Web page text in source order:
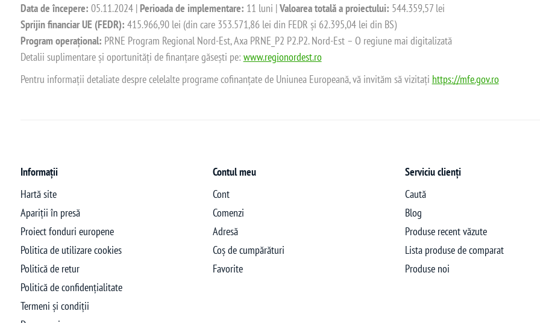
Data de începere: 05.11.2024 | Perioada de implementare: 11 luni |Valoarea totală a proiectului: 544.359,57 lei
Sprijin financiar UE (FEDR): 415.966,90 lei (din care 353.571,86 lei din FEDR și 62.395,04 lei din BS)
Program operațional: PRNE Program Regional Nord-Est, Axa PRNE_P2 P2.P2. Nord-Est – O regiune mai digitalizată
Detalii suplimentare și oportunități de finanțare găsești pe: www.regionordest.ro
Pentru informații detaliate despre celelalte programe cofinanțate de Uniunea Europeană, vă invităm să vizitați https://mfe.gov.ro
Informații
Hartă site
Apariții în presă
Proiect fonduri europene
Politica de utilizare cookies
Politică de retur
Politică de confidențialitate
Termeni și condiții
Contul meu
Cont
Comenzi
Adresă
Coș de cumpărături
Favorite
Serviciu clienți
Caută
Blog
Produse recent văzute
Lista produse de comparat
Produse noi